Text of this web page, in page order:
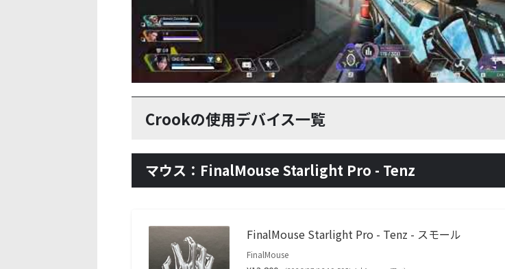
Crookの使用デバイス一覧
マウス：FinalMouse Starlight Pro - Tenz
FinalMouse Starlight Pro - Tenz - スモール
FinalMouse